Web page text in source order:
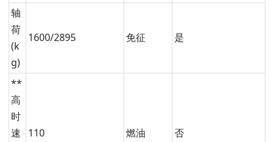
轴
荷
(k
g)
1600/2895 免征 是
**
高
时
速
110 燃油 否